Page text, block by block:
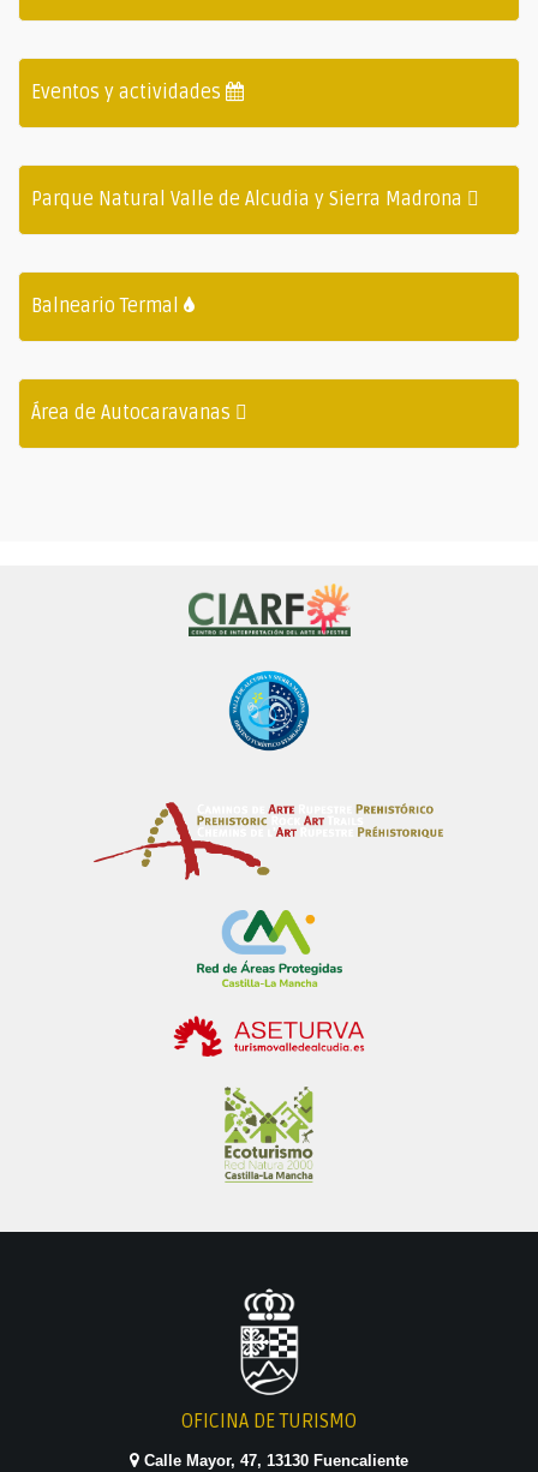
Eventos y actividades
Parque Natural Valle de Alcudia y Sierra Madrona
Balneario Termal
Área de Autocaravanas
OFICINA DE TURISMO
Calle Mayor, 47, 13130 Fuencaliente